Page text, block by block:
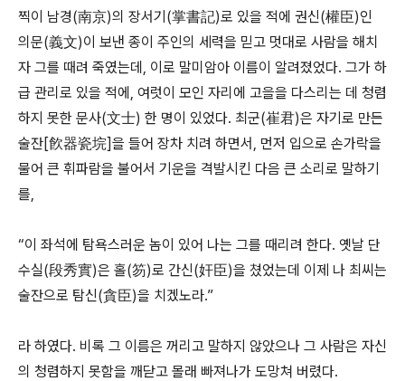
찍이 남경(南京)의 장서기(掌書記)로 있을 적에 권신(權臣)인
의문(義文)이 보낸 종이 주인의 세력을 믿고 멋대로 사람을 해치
자 그를 때려 죽였는데, 이로 말미암아 이름이 알려졌었다. 그가 하
급 관리로 있을 적에, 여럿이 모인 자리에 고을을 다스리는 데 청렴
하지 못한 문사(文士) 한 명이 있었다. 최군(崔君)은 자기로 만든
술잔[飮器瓷垸]을 들어 장차 치려 하면서, 먼저 입으로 손가락을
물어 큰 휘파람을 불어서 기운을 격발시킨 다음 큰 소리로 말하기
를,
“이 좌석에 탐욕스러운 놈이 있어 나는 그를 때리려 한다. 옛날 단
수실(段秀實)은 홀(笏)로 간신(奸臣)을 쳤었는데 이제 나 최씨는
술잔으로 탐신(貪臣)을 치겠노라.”
라 하였다. 비록 그 이름은 꺼리고 말하지 않았으나 그 사람은 자신
의 청렴하지 못함을 깨닫고 몰래 빠져나가 도망쳐 버렸다.